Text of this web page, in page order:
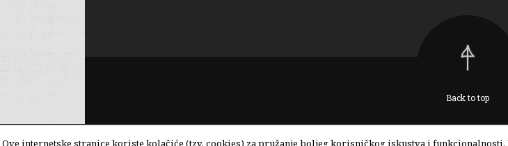
Back to top
Ove internetske stranice koriste kolačiće (tzv. cookies) za pružanje boljeg korisničkog iskustva i